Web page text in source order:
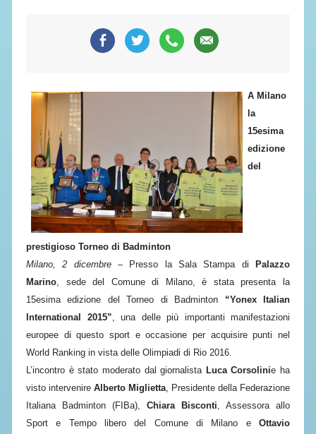
A Milano
la
15esima
edizione
del
prestigioso Torneo di Badminton
Milano, 2 dicembre – Presso la Sala Stampa di Palazzo
Marino , sede del Comune di Milano, è stata presenta la
15esima edizione del Torneo di Badminton “Yonex Italian
International 2015” , una delle più importanti manifestazioni
europee di questo sport e occasione per acquisire punti nel
World Ranking in vista delle Olimpiadi di Rio 2016.
L’incontro è stato moderato dal giornalista Luca Corsolinie ha
visto intervenire Alberto Miglietta , Presidente della Federazione
Italiana Badminton (FIBa), Chiara Bisconti , Assessora allo
Sport e Tempo libero del Comune di Milano e Ottavio
CONTATTI
AVVISI E BANDI
RESPONSABILITÀ SOCIALE
RICHIESTA PATROCINIO
GIUSTIZIA FEDERALE
REGOLAMENTI
PROVVEDIMENTI
ORGANI DI GIUSTIZIA FEDERALE
MAGLIA AZZURRA
STAFF TECNICO
CTF – PALABADMINTON
ATLETI D'INTERESSE NAZIONALE
SCHEDE ATLETI